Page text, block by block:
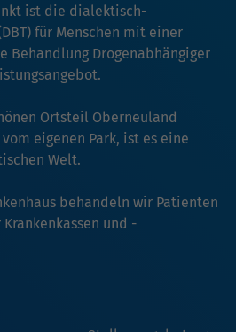
ist die dialektisch-
für Menschen mit einer
Behandlung Drogenabhängiger
Ortsteil Oberneuland
eigenen Park, ist es eine
Welt.
behandeln wir Patienten
und -